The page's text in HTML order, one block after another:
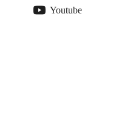
Youtube